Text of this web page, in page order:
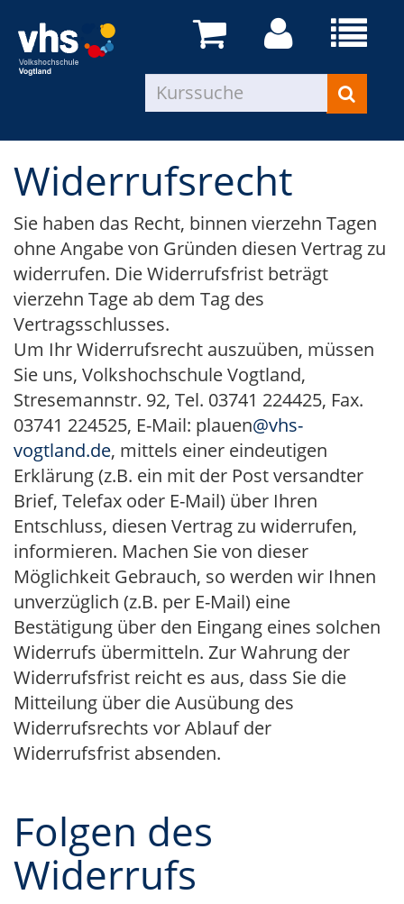
Widerrufsrecht
Sie haben das Recht, binnen vierzehn Tagen
ohne Angabe von Gründen diesen Vertrag zu
widerrufen. Die Widerrufsfrist beträgt
vierzehn Tage ab dem Tag des
Vertragsschlusses.
Um Ihr Widerrufsrecht auszuüben, müssen
Sie uns, Volkshochschule Vogtland,
Stresemannstr. 92, Tel. 03741 224425, Fax.
03741 224525, E-Mail: plauen@vhs-
vogtland.de, mittels einer eindeutigen
Erklärung (z.B. ein mit der Post versandter
Brief, Telefax oder E-Mail) über Ihren
Entschluss, diesen Vertrag zu widerrufen,
informieren. Machen Sie von dieser
Möglichkeit Gebrauch, so werden wir Ihnen
unverzüglich (z.B. per E-Mail) eine
Bestätigung über den Eingang eines solchen
Widerrufs übermitteln. Zur Wahrung der
Widerrufsfrist reicht es aus, dass Sie die
Mitteilung über die Ausübung des
Widerrufsrechts vor Ablauf der
Widerrufsfrist absenden.
Folgen des
Widerrufs